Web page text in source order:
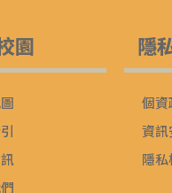
園 隱
個資
資訊
隱